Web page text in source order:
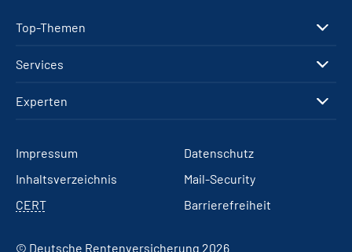
Top-Themen
Services
Experten
Impressum
Datenschutz
Inhaltsverzeichnis
Mail-Security
CERT
Barrierefreiheit
© Deutsche Rentenversicherung 2026